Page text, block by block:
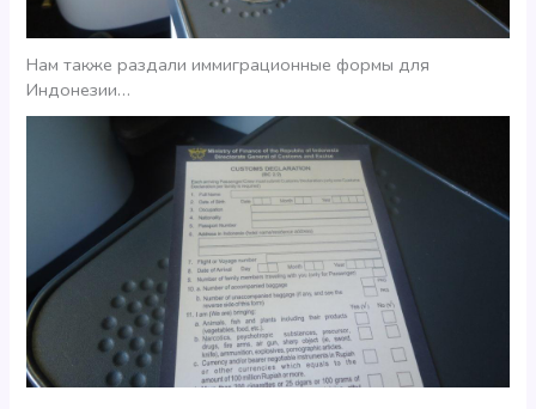
Нам также раздали иммиграционные формы для
Индонезии…